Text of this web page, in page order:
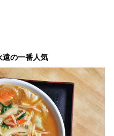
遠の一番人気